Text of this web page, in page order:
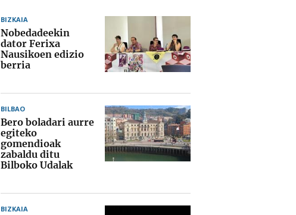
BIZKAIA
Nobedadeekin
dator Ferixa
Nausikoen edizio
berria
BILBAO
Bero boladari aurre
egiteko
gomendioak
zabaldu ditu
Bilboko Udalak
BIZKAIA